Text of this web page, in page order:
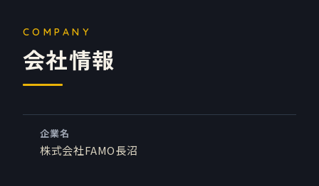
会社情報
企業名
株式会社FAMO長沼